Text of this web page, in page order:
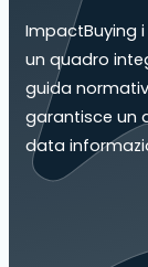
ImpactBuying
un quadro
guida
garantisce un
data